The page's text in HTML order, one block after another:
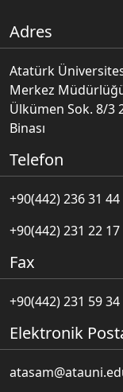
Adres
Atatürk
Merkez
Ülkümen Sok. 8/3
Binası
Telefon
+90(442) 236 31 44
+90(442) 231 22 17
Fax
+90(442) 231 59 34
Elektronik